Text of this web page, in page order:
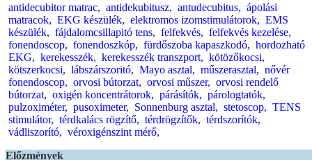
antidecubitor matrac, antidekubitusz, antudecubitus, ápolási
matracok, EKG készülék, elektromos izomstimulátorok, EMS
készülék, fájdalomcsillapitó tens, felfekvés, felfekvés kezelése,
fonendoscop, fonendoszkóp, fürdőszoba kapaszkodó, hordozható
EKG, kerekesszék, kerekesszék transzport, kötözőkocsi,
kötszerkocsi, lábszárszoritó, Mayo asztal, műszerasztal, nővér
fonendoscop, orvosi bútorzat, orvosi műszer, orvosi rendelő
bútorzat, oxigén koncentrátorok, párásítók, párologtatók,
pulzoximéter, pusoximeter, Sonnenburg asztal, stetoscop, TENS
stimulátor, térdkalács rögzítő, térdrögzítők, térdszorítók,
vádliszorító, véroxigénszint mérő,
Előzmények